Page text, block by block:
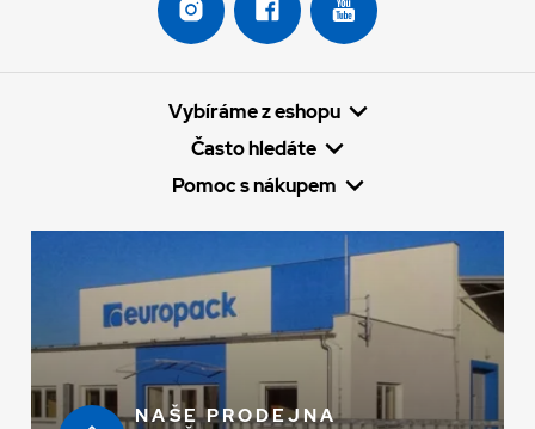
Vybíráme z eshopu
Často hledáte
Pomoc s nákupem
NAŠE PRODEJNA